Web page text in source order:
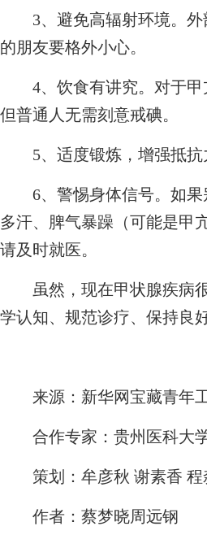
3、避免高辐射环境。外
的朋友要格外小心。
4、饮食有讲究。对于甲
但普通人无需刻意戒碘。
5、适度锻炼，增强抵抗
6、警惕身体信号。如果
多汗、脾气暴躁（可能是甲
请及时就医。
虽然，现在甲状腺疾病很
学认知、规范诊疗、保持良
来源：新华网宝藏青年工
合作专家：贵州医科大学
策划：牟彦秋 谢素香 程
作者：蔡梦晓周远钢